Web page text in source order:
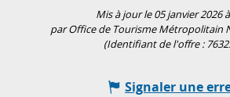
Mis à jour le 05 janvier 2026
par Office de Tourisme Métropolitain
(Identifiant de l'offre :
Signaler une